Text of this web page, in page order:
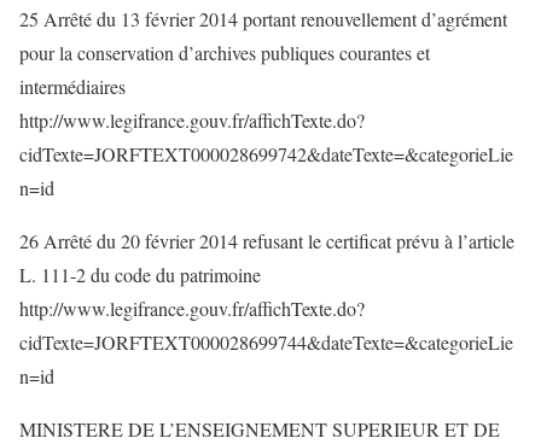
25 Arrêté du 13 février 2014 portant renouvellement d’agrément
pour la conservation d’archives publiques courantes et
intermédiaires
http://www.legifrance.gouv.fr/affichTexte.do?
cidTexte=JORFTEXT000028699742&dateTexte=&categorieLie
n=id
26 Arrêté du 20 février 2014 refusant le certificat prévu à l’article
L. 111-2 du code du patrimoine
http://www.legifrance.gouv.fr/affichTexte.do?
cidTexte=JORFTEXT000028699744&dateTexte=&categorieLie
n=id
MINISTERE DE L’ENSEIGNEMENT SUPERIEUR ET DE